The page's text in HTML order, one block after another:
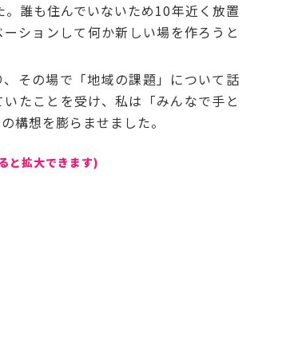
誰も住んでいないため10年近く放置
ションして何か新しい場を作ろうと
その場で「地域の課題」について話
たことを受け、私は「みんなで手と
想を膨らませました。
拡大できます)